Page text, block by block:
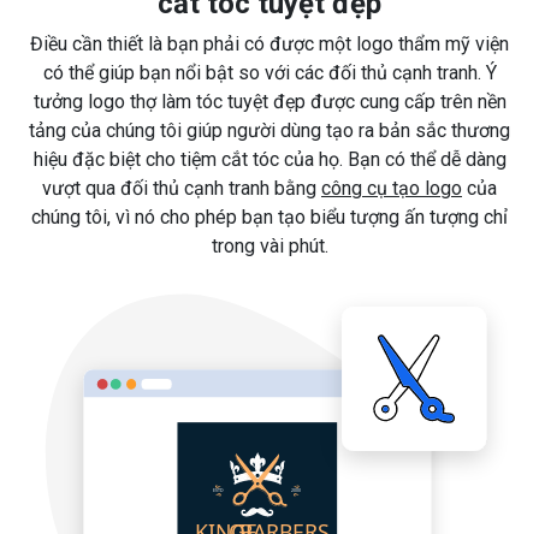
Điều cần thiết là bạn phải có được một logo thẩm mỹ viện
có thể giúp bạn nổi bật so với các đối thủ cạnh tranh. Ý
tưởng logo thợ làm tóc tuyệt đẹp được cung cấp trên nền
tảng của chúng tôi giúp người dùng tạo ra bản sắc thương
hiệu đặc biệt cho tiệm cắt tóc của họ. Bạn có thể dễ dàng
vượt qua đối thủ cạnh tranh bằng công cụ tạo logo của
chúng tôi, vì nó cho phép bạn tạo biểu tượng ấn tượng chỉ
trong vài phút.